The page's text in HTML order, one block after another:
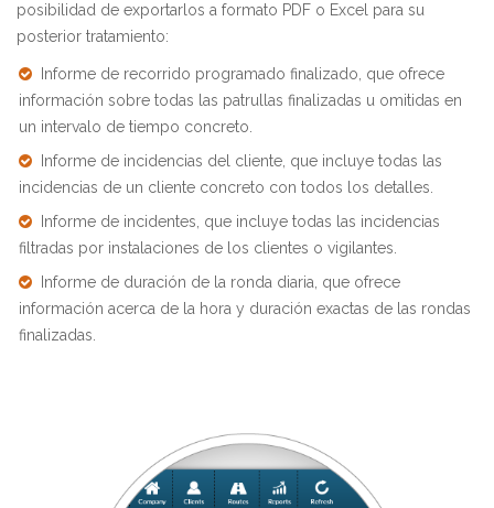
posibilidad de exportarlos a formato PDF o Excel para su
posterior tratamiento:
Informe de recorrido programado finalizado, que ofrece
información sobre todas las patrullas finalizadas u omitidas en
un intervalo de tiempo concreto.
Informe de incidencias del cliente, que incluye todas las
incidencias de un cliente concreto con todos los detalles.
Informe de incidentes, que incluye todas las incidencias
filtradas por instalaciones de los clientes o vigilantes.
Informe de duración de la ronda diaria, que ofrece
información acerca de la hora y duración exactas de las rondas
finalizadas.